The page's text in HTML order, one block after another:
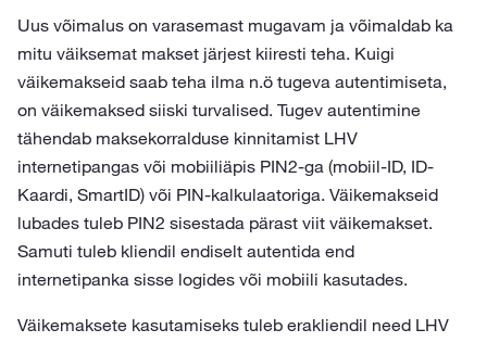
Uus võimalus on varasemast mugavam ja võimaldab ka
mitu väiksemat makset järjest kiiresti teha. Kuigi
väikemakseid saab teha ilma n.ö tugeva autentimiseta,
on väikemaksed siiski turvalised. Tugev autentimine
tähendab maksekorralduse kinnitamist LHV
internetipangas või mobiiliäpis PIN2-ga (mobiil-ID, ID-
Kaardi, SmartID) või PIN-kalkulaatoriga. Väikemakseid
lubades tuleb PIN2 sisestada pärast viit väikemakset.
Samuti tuleb kliendil endiselt autentida end
internetipanka sisse logides või mobiili kasutades.
Väikemaksete kasutamiseks tuleb erakliendil need LHV